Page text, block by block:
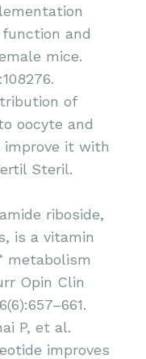
and
mice.
of
oocyte and
improve it with
Steril.
riboside,
is a vitamin
metabolism
Opin Clin
P, et al.
improves